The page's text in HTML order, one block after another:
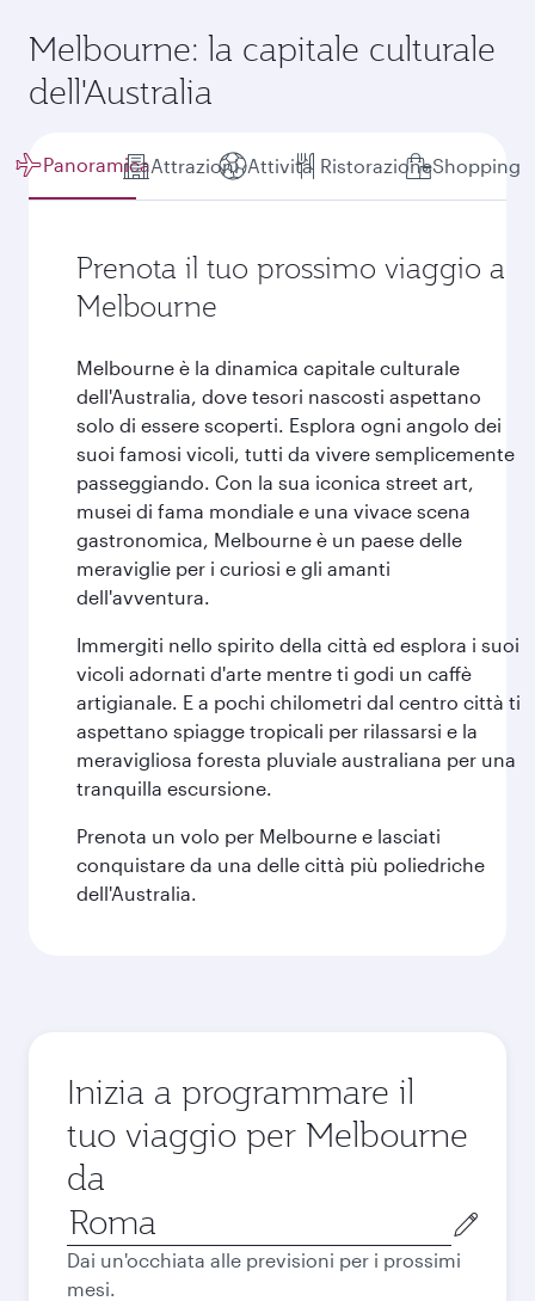
Melbourne: la capitale culturale
dell'Australia
PanoramicaAttrazioni Attività RistorazioneShopping
Prenota il tuo prossimo viaggio a
Melbourne
Melbourne è la dinamica capitale culturale
dell'Australia, dove tesori nascosti aspettano
solo di essere scoperti. Esplora ogni angolo dei
suoi famosi vicoli, tutti da vivere semplicemente
passeggiando. Con la sua iconica street art,
musei di fama mondiale e una vivace scena
gastronomica, Melbourne è un paese delle
meraviglie per i curiosi e gli amanti
dell'avventura.
Immergiti nello spirito della città ed esplora i suoi
vicoli adornati d'arte mentre ti godi un caffè
artigianale. E a pochi chilometri dal centro città ti
aspettano spiagge tropicali per rilassarsi e la
meravigliosa foresta pluviale australiana per una
tranquilla escursione.
Prenota un volo per Melbourne e lasciati
conquistare da una delle città più poliedriche
dell'Australia.
Inizia a programmare il
tuo viaggio per Melbourne
da
Città
di
partenza
Dai un'occhiata alle previsioni per i prossimi
mesi.